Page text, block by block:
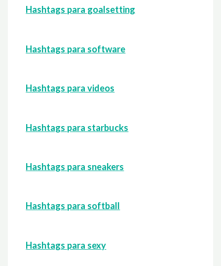
Hashtags para goalsetting
Hashtags para software
Hashtags para videos
Hashtags para starbucks
Hashtags para sneakers
Hashtags para softball
Hashtags para sexy